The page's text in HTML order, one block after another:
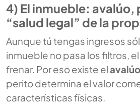
4) El inmueble: avalúo,
“salud legal” de la
Aunque tú tengas ingresos
inmueble no pasa los filtros,
frenar. Por eso existe el
perito determina el valor
características físicas.